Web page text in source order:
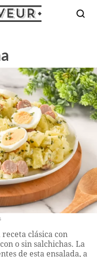
clásica con
o sin salchichas. La
de esta ensalada, a